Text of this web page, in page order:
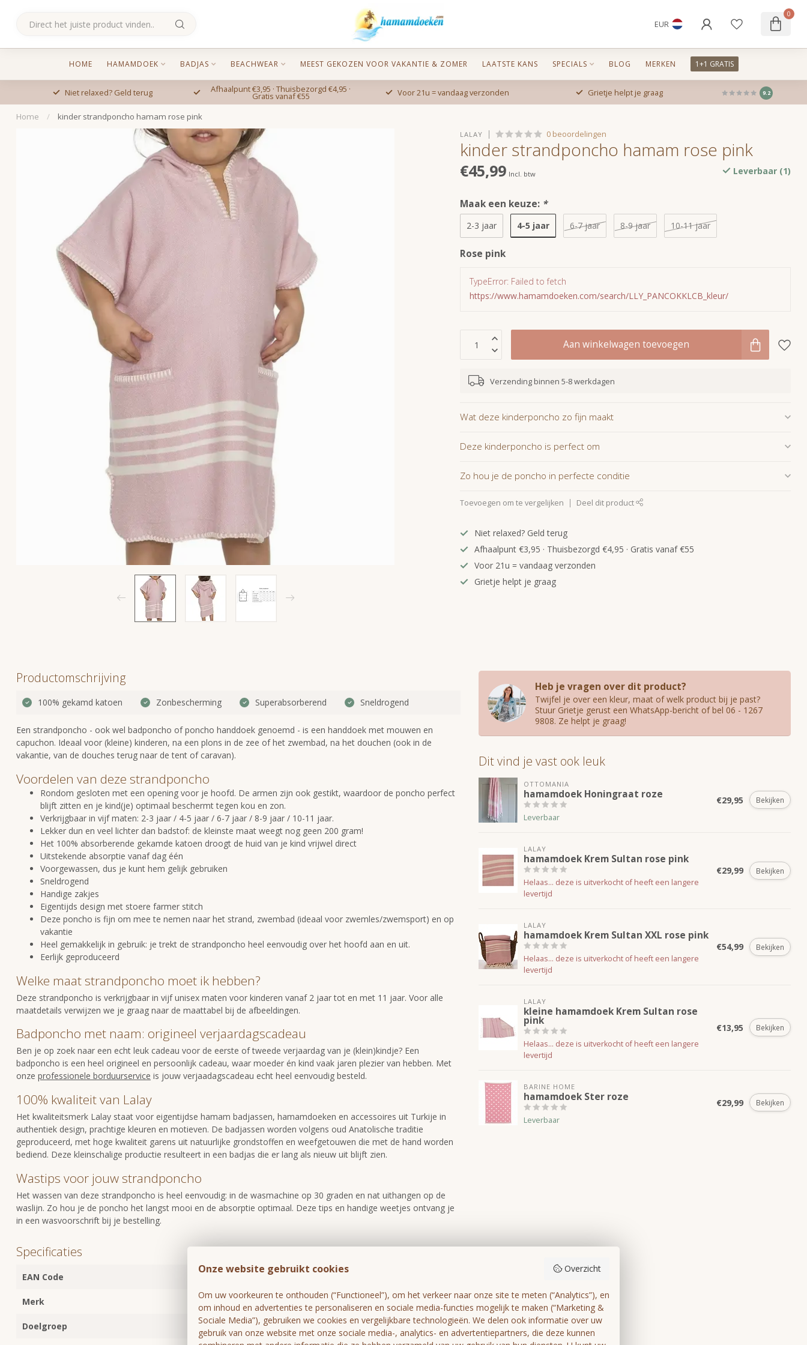
EUR
0
HOME HAMAMDOEK BADJAS BEACHWEAR MEEST GEKOZEN VOOR VAKANTIE & ZOMER LAATSTE KANS SPECIALS BLOG MERKEN 1+1 GRATIS
Niet relaxed? Geld terug Afhaalpunt €3,95 · Thuisbezorgd €4,95 ·
Gratis vanaf €55 Voor 21u = vandaag verzonden Grietje helpt je graag 9.2
Home / kinder strandponcho hamam rose pink
LALAY 0 beoordelingen
kinder strandponcho hamam rose pink
€45,99 Incl. btw Leverbaar (1)
Maak een keuze: *
2-3 jaar 4-5 jaar 6-7 jaar 8-9 jaar 10-11 jaar
Rose pink
TypeError: Failed to fetch
https://www.hamamdoeken.com/search/LLY_PANCOKKLCB_kleur/
Aan winkelwagen toevoegen
Verzending binnen 5-8 werkdagen
Wat deze kinderponcho zo fijn maakt
Deze kinderponcho is perfect om
Zo hou je de poncho in perfecte conditie
Toevoegen om te vergelijken Deel dit product
Niet relaxed? Geld terug
Afhaalpunt €3,95 · Thuisbezorgd €4,95 · Gratis vanaf €55
Voor 21u = vandaag verzonden
Grietje helpt je graag
Productomschrijving
100% gekamd katoen Zonbescherming Superabsorberend Sneldrogend
Een strandponcho - ook wel badponcho of poncho handdoek genoemd - is een handdoek met mouwen en
capuchon. Ideaal voor (kleine) kinderen, na een plons in de zee of het zwembad, na het douchen (ook in de
vakantie, van de douches terug naar de tent of caravan).
Voordelen van deze strandponcho
Rondom gesloten met een opening voor je hoofd. De armen zijn ook gestikt, waardoor de poncho perfect
blijft zitten en je kind(je) optimaal beschermt tegen kou en zon.
Verkrijgbaar in vijf maten: 2-3 jaar / 4-5 jaar / 6-7 jaar / 8-9 jaar / 10-11 jaar.
Lekker dun en veel lichter dan badstof: de kleinste maat weegt nog geen 200 gram!
Het 100% absorberende gekamde katoen droogt de huid van je kind vrijwel direct
Uitstekende absorptie vanaf dag één
Voorgewassen, dus je kunt hem gelijk gebruiken
Sneldrogend
Handige zakjes
Eigentijds design met stoere farmer stitch
Deze poncho is fijn om mee te nemen naar het strand, zwembad (ideaal voor zwemles/zwemsport) en op
vakantie
Heel gemakkelijk in gebruik: je trekt de strandponcho heel eenvoudig over het hoofd aan en uit.
Eerlijk geproduceerd
Welke maat strandponcho moet ik hebben?
Deze strandponcho is verkrijgbaar in vijf unisex maten voor kinderen vanaf 2 jaar tot en met 11 jaar. Voor alle
maatdetails verwijzen we je graag naar de maattabel bij de afbeeldingen.
Badponcho met naam: origineel verjaardagscadeau
Ben je op zoek naar een echt leuk cadeau voor de eerste of tweede verjaardag van je (klein)kindje? Een
badponcho is een heel origineel en persoonlijk cadeau, waar moeder én kind vaak jaren plezier van hebben. Met
onze professionele borduurservice is jouw verjaadagscadeau echt heel eenvoudig besteld.
100% kwaliteit van Lalay
Het kwaliteitsmerk Lalay staat voor eigentijdse hamam badjassen, hamamdoeken en accessoires uit Turkije in
authentiek design, prachtige kleuren en motieven. De badjassen worden volgens oud Anatolische traditie
geproduceerd, met hoge kwaliteit garens uit natuurlijke grondstoffen en weefgetouwen die met de hand worden
bediend. Deze kleinschalige productie resulteert in een badjas die er lang als nieuw uit blijft zien.
Wastips voor jouw strandponcho
Het wassen van deze strandponcho is heel eenvoudig: in de wasmachine op 30 graden en nat uithangen op de
waslijn. Zo hou je de poncho het langst mooi en de absorptie optimaal. Deze tips en handige weetjes ontvang je
in een wasvoorschrift bij je bestelling.
Specificaties
EAN Code 6019931261224
Merk Lalay
Doelgroep Kinderen
Heb je vragen over dit product?
Twijfel je over een kleur, maat of welk product bij je past?
Stuur Grietje gerust een WhatsApp-bericht of bel 06 - 1267
9808. Ze helpt je graag!
Dit vind je vast ook leuk
OTTOMANIA
hamamdoek Honingraat roze
Leverbaar
€29,95 Bekijken
LALAY
hamamdoek Krem Sultan rose pink
Helaas... deze is uitverkocht of heeft een langere
levertijd
€29,99 Bekijken
LALAY
hamamdoek Krem Sultan XXL rose pink
Helaas... deze is uitverkocht of heeft een langere
levertijd
€54,99 Bekijken
LALAY
kleine hamamdoek Krem Sultan rose
pink
Helaas... deze is uitverkocht of heeft een langere
levertijd
€13,95 Bekijken
BARINE HOME
hamamdoek Ster roze
Leverbaar
€29,99 Bekijken
Onze website gebruikt cookies Overzicht
Om uw voorkeuren te onthouden (“Functioneel”), om het verkeer naar onze site te meten (“Analytics”), en
om inhoud en advertenties te personaliseren en sociale media-functies mogelijk te maken (“Marketing &
Sociale Media”), gebruiken we cookies en vergelijkbare technologieën. We delen ook informatie over uw
gebruik van onze website met onze sociale media-, analytics- en advertentiepartners, die deze kunnen